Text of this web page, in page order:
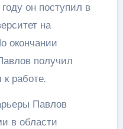
он поступил в
на
окончании
получил
работе.
Павлов
в области